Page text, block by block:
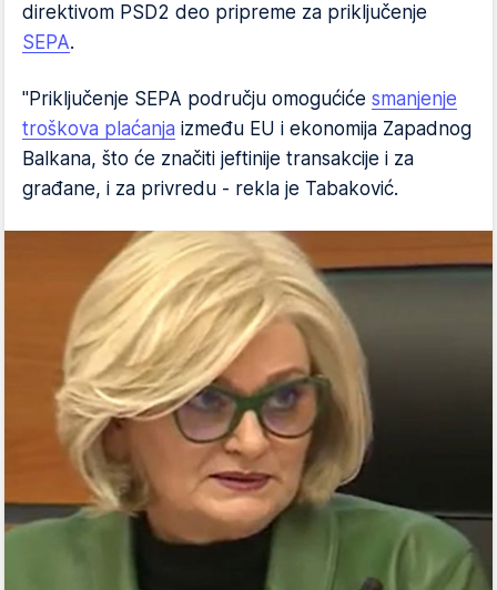
direktivom PSD2 deo pripreme za priključenje
SEPA.
"Priključenje SEPA području omogućiće smanjenje
troškova plaćanja između EU i ekonomija Zapadnog
Balkana, što će značiti jeftinije transakcije i za
građane, i za privredu - rekla je Tabaković.